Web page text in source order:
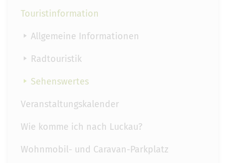
Touristinformation
Allgemeine Informationen
Radtouristik
Sehenswertes
Veranstaltungskalender
Wie komme ich nach Luckau?
Wohnmobil- und Caravan-Parkplatz